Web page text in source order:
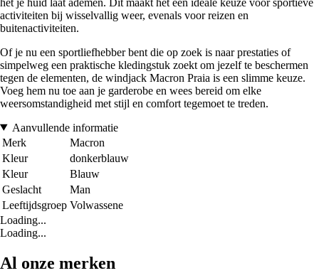
activiteiten bij wisselvallig weer, evenals voor reizen en
buitenactiviteiten.
Of je nu een sportliefhebber bent die op zoek is naar prestaties of
simpelweg een praktische kledingstuk zoekt om jezelf te beschermen
tegen de elementen, de windjack Macron Praia is een slimme keuze.
Voeg hem nu toe aan je garderobe en wees bereid om elke
weersomstandigheid met stijl en comfort tegemoet te treden.
Aanvullende informatie
Merk
Macron
Kleur
donkerblauw
Kleur
Blauw
Geslacht
Man
Leeftijdsgroep Volwassene
Loading...
Loading...
Al onze merken